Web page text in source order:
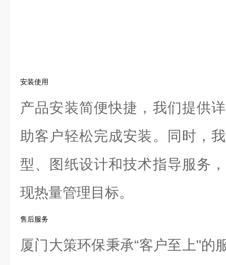
安装使用
产品安装简便快捷，我们提供
助客户轻松完成安装。同时，
型、图纸设计和技术指导服务
现热量管理目标。
售后服务
厦门大策环保秉承“客户至上"的